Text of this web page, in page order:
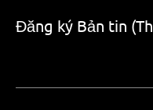
Đăng ký Bản tin